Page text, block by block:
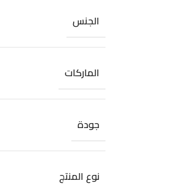
الجنس
الماركات
جودة
نوع المنتج